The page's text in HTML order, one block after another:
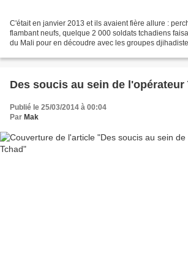
C'était en janvier 2013 et ils avaient fière allure :
flambant neufs, quelque 2 000 soldats tchadiens
du Mali pour en découdre avec les groupes
Des soucis au sein de l'opérateur
Publié le 25/03/2014 à 00:04
Par Mak